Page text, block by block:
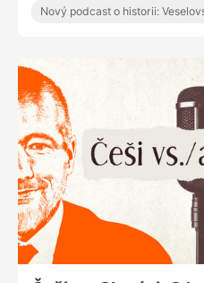
Mnichovu zůstal doma a
Nový podcast o historii: